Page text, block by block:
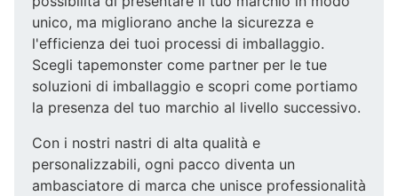
unico, ma migliorano anche la sicurezza e
l'efficienza dei tuoi processi di imballaggio.
Scegli tapemonster come partner per le tue
soluzioni di imballaggio e scopri come portiamo
la presenza del tuo marchio al livello successivo.
Con i nostri nastri di alta qualità e
personalizzabili, ogni pacco diventa un
ambasciatore di marca che unisce professionalità